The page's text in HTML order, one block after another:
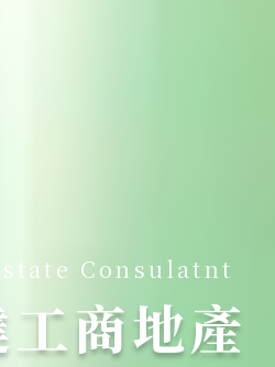
Consulatnt
工商地產